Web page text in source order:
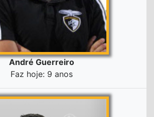
André Guerreiro
Faz hoje: 9 anos